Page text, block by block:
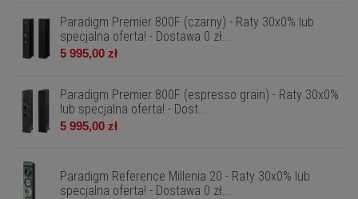
Paradigm Premier 800F (czarny) - Raty 30x0% lub
specjalna oferta! - Dostawa 0 zł...
5 995,00 zł
Paradigm Premier 800F (espresso grain) - Raty 30x0%
lub specjalna oferta! - Dost...
5 995,00 zł
Paradigm Reference Millenia 20 - Raty 30x0% lub
specjalna oferta! - Dostawa 0 zł...